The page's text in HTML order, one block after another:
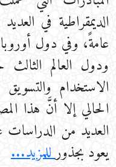
الديمقراطية في
عامةً، وفي دول أوروبا
ودول العالم
الاستخدام
الحالي إلا أنَّ هذا
العديد من الدراسات
يعود بجذورللمزيد...